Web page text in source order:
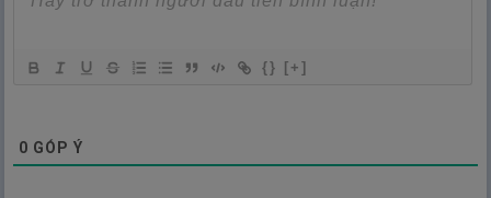
{} [+]
0 GÓP Ý